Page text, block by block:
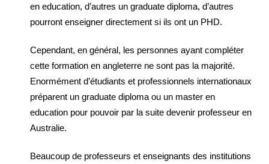
en education, d’autres un graduate diploma, d’autres
pourront enseigner directement si ils ont un PHD.
Cependant, en général, les personnes ayant compléter
cette formation en angleterre ne sont pas la majorité.
Enormément d’étudiants et professionnels internationaux
préparent un graduate diploma ou un master en
education pour pouvoir par la suite devenir professeur en
Australie.
Beaucoup de professeurs et enseignants des institutions